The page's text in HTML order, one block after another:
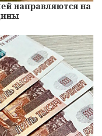
направляются на